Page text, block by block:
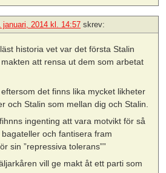
januari, 2014 kl. 14:57 skrev:
historia vet var det första Stalin
att rensa ut dem som arbetat
det finns lika mycket likheter
och Stalin som mellan dig och Stalin.
ingenting att vara motvikt för så
och fantisera fram
sin ”repressiva tolerans””
vill ge makt åt ett parti som